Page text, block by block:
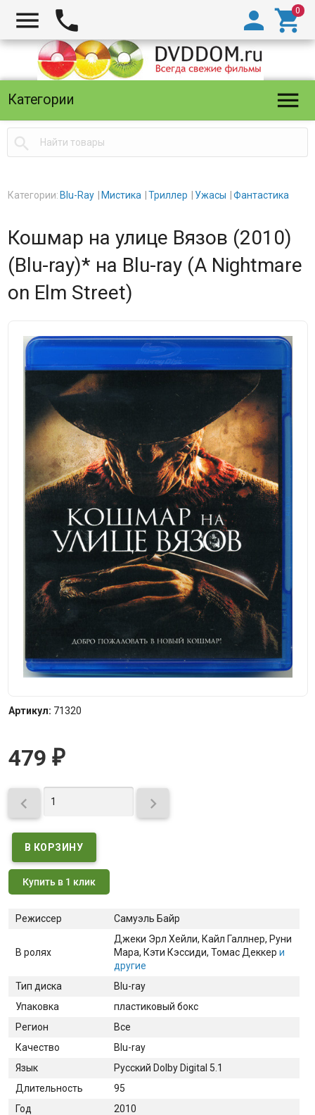
  

Категории 

Категории: Blu-Ray Мистика Триллер Ужасы Фантастика
Кошмар на улице Вязов (2010)
(Blu-ray)* на Blu-ray (A Nightmare
on Elm Street)
Артикул: 71320
479 ₽
 
Купить в 1 клик
Режиссер Самуэль Байр
В ролях
Джеки Эрл Хейли, Кайл Галлнер, Руни
Мара, Кэти Кэссиди, Томас Деккер и
другие
Тип диска
Blu-ray
Упаковка
пластиковый бокс
Регион
Все
Качество
Blu-ray
Язык
Русский Dolby Digital 5.1
Длительность
95
Год
2010